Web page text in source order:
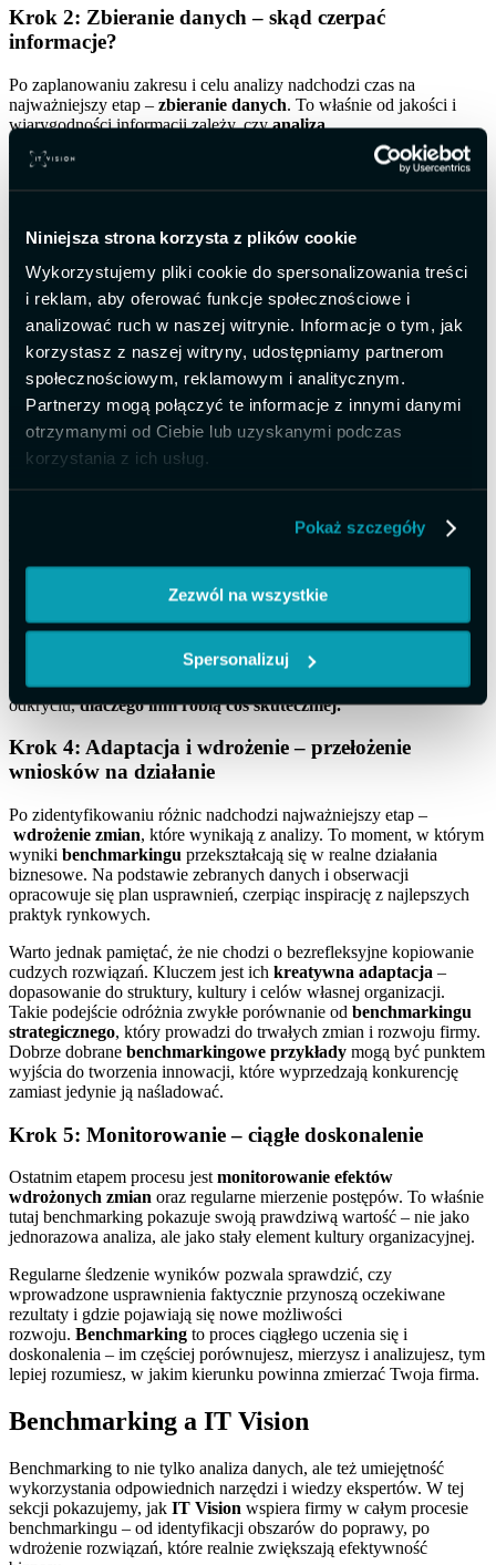
Niniejsza strona korzysta z plików cookie
Wykorzystujemy pliki cookie do spersonalizowania treści
i reklam, aby oferować funkcje społecznościowe i
analizować ruch w naszej witrynie. Informacje o tym, jak
korzystasz z naszej witryny, udostępniamy partnerom
społecznościowym, reklamowym i analitycznym.
Partnerzy mogą połączyć te informacje z innymi danymi
otrzymanymi od Ciebie lub uzyskanymi podczas
korzystania z ich usług.
Pokaż szczegóły
Zezwól na wszystkie
Spersonalizuj
Krok 2: Zbieranie danych – skąd czerpać
informacje?
Po zaplanowaniu zakresu i celu analizy nadchodzi czas na
najważniejszy etap –zbieranie danych. To właśnie od jakości i
wiarygodności informacji zależy, czyanaliza
przyniesie użyteczne wnioski. Dane można
pozyskiwać z wielu źródeł: raportów branżowych, analiz
bazy statystyczne.
W przypadkubenchmarkingu konkurencyjnegodostęp do
niektórych informacji może być ograniczony, dlatego warto łączyć
różne źródła i metody, by uzyskać jak najbardziej obiektywny obraz
sytuacji. Kluczem jest nie ilość danych, lecz ich trafność i
możliwość praktycznego zastosowania.
Krok 3: Analiza i identyfikacja luki wydajności
Na tym etapie benchmarkingu
zestawiamy dane zebrane w poprzednim kroku z wynikami własnej
firmy. Dzięki temu można zobaczyć, w jakich obszarach działamy
To kluczowy moment, który pozwala zrozumiećco to jest
w praktyce – nie tylko analiza danych, ale też
interpretacja przyczyn tych różnic. Przykładowo, jeśli konkurencja
obsługuje klientów szybciej, warto sprawdzić, czy decyduje o tym
przykład benchmarkingu
wartość tego procesu tkwi nie w samym porównaniu, lecz w
odkryciu,dlaczego inni robią coś skuteczniej.
Krok 4: Adaptacja i wdrożenie – przełożenie
wniosków na działanie
Po zidentyfikowaniu różnic nadchodzi najważniejszy etap –
wdrożenie zmian, które wynikają z analizy. To moment, w którym
wyniki benchmarkingu przekształcają się w realne działania
biznesowe. Na podstawie zebranych danych i obserwacji
opracowuje się plan usprawnień, czerpiąc inspirację z najlepszych
praktyk rynkowych.
Warto jednak pamiętać, że nie chodzi o bezrefleksyjne kopiowanie
cudzych rozwiązań. Kluczem jest ich kreatywna adaptacja –
dopasowanie do struktury, kultury i celów własnej organizacji.
Takie podejście odróżnia zwykłe porównanie od benchmarkingu
strategicznego, który prowadzi do trwałych zmian i rozwoju firmy.
Dobrze dobrane benchmarkingowe przykłady mogą być punktem
wyjścia do tworzenia innowacji, które wyprzedzają konkurencję
zamiast jedynie ją naśladować.
Krok 5: Monitorowanie – ciągłe doskonalenie
Ostatnim etapem procesu jestmonitorowanie efektów
wdrożonych zmian oraz regularne mierzenie postępów. To właśnie
tutaj benchmarking pokazuje swoją prawdziwą wartość – nie jako
jednorazowa analiza, ale jako stały element kultury organizacyjnej.
Regularne śledzenie wyników pozwala sprawdzić, czy
wprowadzone usprawnienia faktycznie przynoszą oczekiwane
rezultaty i gdzie pojawiają się nowe możliwości
rozwoju. Benchmarking to proces ciągłego uczenia się i
doskonalenia – im częściej porównujesz, mierzysz i analizujesz, tym
lepiej rozumiesz, w jakim kierunku powinna zmierzać Twoja firma.
Benchmarking a IT Vision
Benchmarking to nie tylko analiza danych, ale też umiejętność
wykorzystania odpowiednich narzędzi i wiedzy ekspertów. W tej
sekcji pokazujemy, jak IT Vision wspiera firmy w całym procesie
benchmarkingu – od identyfikacji obszarów do poprawy, po
wdrożenie rozwiązań, które realnie zwiększają efektywność